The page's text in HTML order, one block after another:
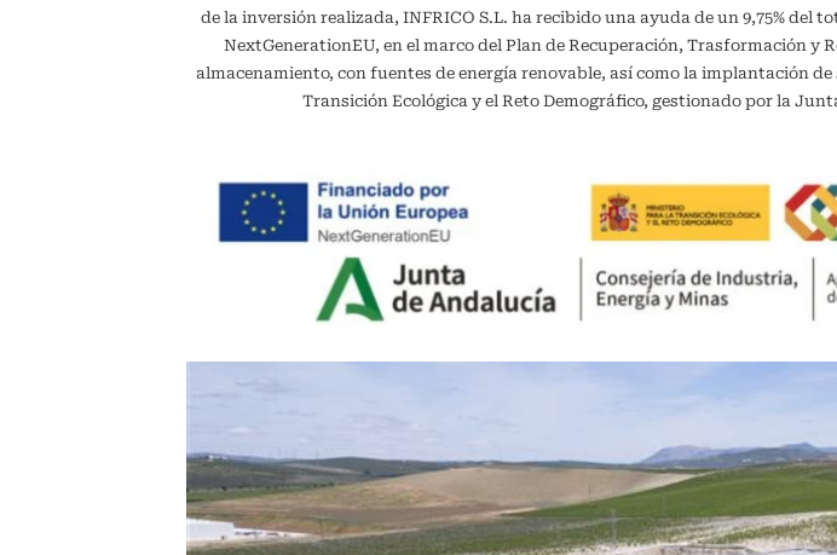
de la inversión realizada, INFRICO S.L. ha recibido una ayuda de un 9,75% del
NextGenerationEU, en el marco del Plan de Recuperación, Trasformación
almacenamiento, con fuentes de energía renovable, así como la implantación
Transición Ecológica y el Reto Demográfico, gestionado por la